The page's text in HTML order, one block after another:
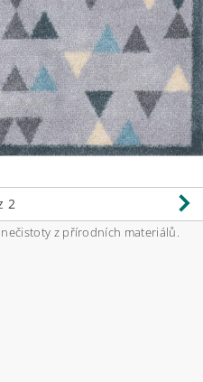
2
z přírodních materiálů.